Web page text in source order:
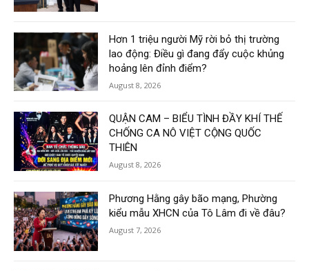
Hơn 1 triệu người Mỹ rời bỏ thị trường
lao động: Điều gì đang đẩy cuộc khủng
hoảng lên đỉnh điểm?
August 8, 2026
QUẬN CAM – BIỂU TÌNH ĐẦY KHÍ THẾ
CHỐNG CA NÔ VIỆT CỘNG QUỐC
THIÊN
August 8, 2026
Phương Hằng gây bão mạng, Phường
kiểu mẫu XHCN của Tô Lâm đi về đâu?
August 7, 2026